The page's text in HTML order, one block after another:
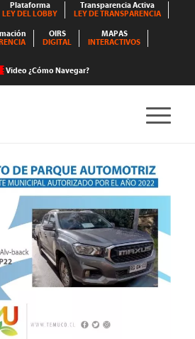
Plataforma
LEY DEL LOBBY
Transparencia Activa
LEY DE TRANSPARENCIA
OIRS
DIGITAL
MAPAS
INTERACTIVOS
Video ¿Cómo Navegar?